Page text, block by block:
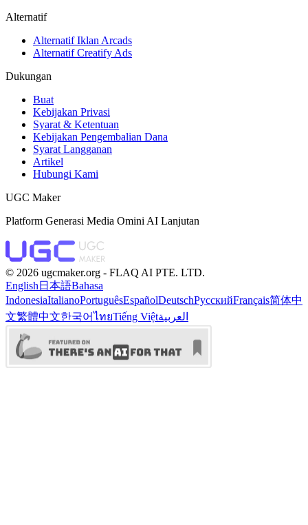
Alternatif
Alternatif Iklan Arcads
Alternatif Creatify Ads
Dukungan
Buat
Kebijakan Privasi
Syarat & Ketentuan
Kebijakan Pengembalian Dana
Syarat Langganan
Artikel
Hubungi Kami
UGC Maker
Platform Generasi Media Omini AI Lanjutan
©️ 2026 ugcmaker.org - FLAQ AI PTE. LTD.
English 日本語Bahasa
IndonesiaItalianoPortuguêsEspañolDeutschРусскийFrançais简体中
文繁體中文한국어ไทยTiếng Việtالعربية